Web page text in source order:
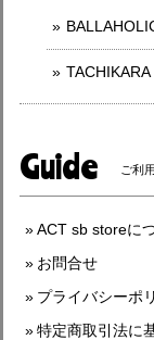
TACHIKARA
Guide ご利
ACT sb storeに
お問合せ
プライバシーポ
特定商取引法に